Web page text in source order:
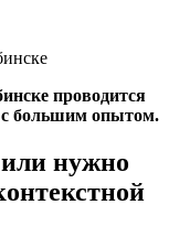
проводится
с большим опытом.
или нужно